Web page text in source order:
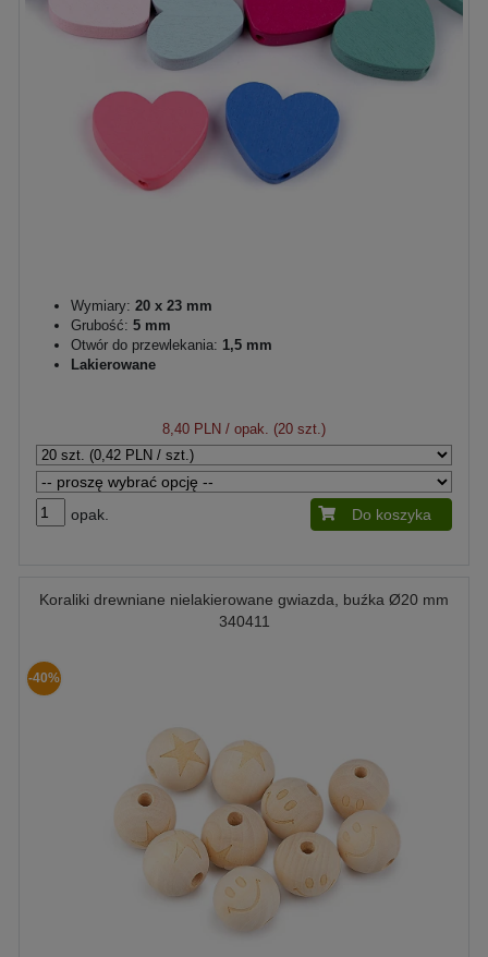
Wymiary: 20 x 23 mm
Grubość: 5 mm
Otwór do przewlekania: 1,5 mm
Lakierowane
8,40 PLN / opak. (20 szt.)
opak. Do koszyka
Koraliki drewniane nielakierowane gwiazda, buźka Ø20 mm
340411
-40%